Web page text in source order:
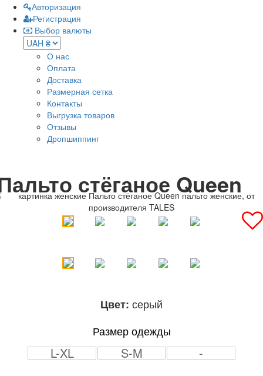
Авторизация
Регистрация
Выбор валюты
О нас
Оплата
Доставка
Размерная сетка
Контакты
Выгрузка товаров
Отзывы
Дропшиппинг
стёганое Queen
Цвет: серый
Размер одежды
L-XL S-M -